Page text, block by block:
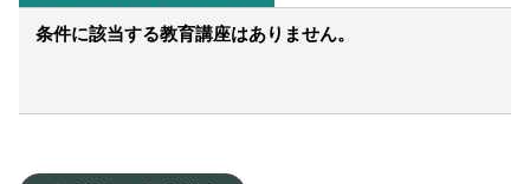
条件に該当する教育講座はありません。